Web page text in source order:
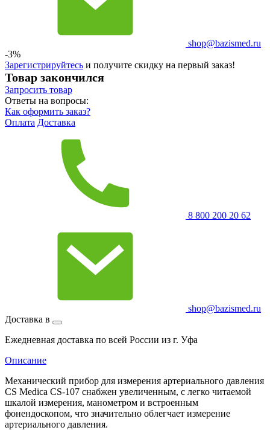
shop@bazismed.ru
-3%
Зарегистрируйтесь и получите скидку на первый заказ!
Товар закончился
Запросить товар
Ответы на вопросы:
Как оформить заказ?
Оплата Доставка
8 800 200 20 62
shop@bazismed.ru
Доставка в
Ежедневная доставка по всей России из г. Уфа
Описание
Механический прибор для измерения артериального давления
CS Medica CS-107 снабжен увеличенным, с легко читаемой
шкалой измерения, манометром и встроенным
фонендоскопом, что значительно облегчает измерение
артериального давления.